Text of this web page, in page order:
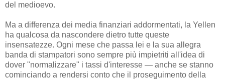
del medioevo.
Ma a differenza dei media finanziari addormentati, la Yellen
ha qualcosa da nascondere dietro tutte queste
insensatezze. Ogni mese che passa lei e la sua allegra
banda di stampatori sono sempre più impietriti all'idea di
dover "normalizzare" i tassi d'interesse — anche se stanno
cominciando a rendersi conto che il proseguimento della